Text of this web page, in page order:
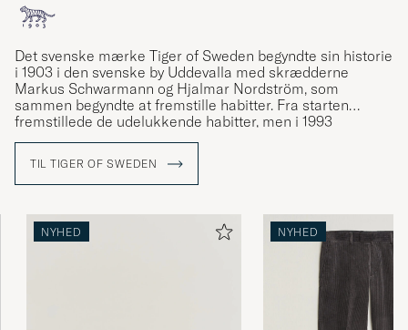
Det svenske mærke Tiger of Sweden begyndte sin historie
i 1903 i den svenske by Uddevalla med skrædderne
Markus Schwarmann og Hjalmar Nordström, som
sammen begyndte at fremstille habitter. Fra starten
fremstillede de udelukkende habitter, men i 1993
gennemgik mærket store forandringer og udviklede sit
gjorde jakkesættet attraktivt igen. Fra at være blevet båret
af bankmænd var det nu i stedet de mest populære
TIL TIGER OF SWEDEN
NYHED NYHED